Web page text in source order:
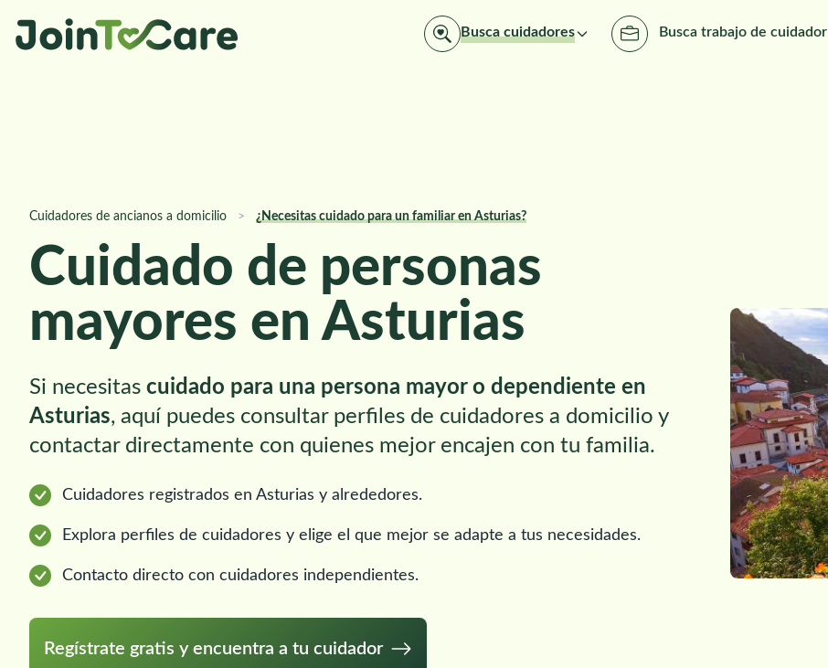
Busca cuidadores Busca trabajo de cuidador
Cuidadores de ancianos a domicilio > ¿Necesitas cuidado para un familiar en Asturias?
Cuidado de personas
mayores en Asturias
Si necesitas cuidado para una persona mayor o dependiente en
Asturias, aquí puedes consultar perfiles de cuidadores a domicilio y
contactar directamente con quienes mejor encajen con tu familia.
Cuidadores registrados en Asturias y alrededores.
Explora perfiles de cuidadores y elige el que mejor se adapte a tus necesidades.
Contacto directo con cuidadores independientes.
Regístrate gratis y encuentra a tu cuidador